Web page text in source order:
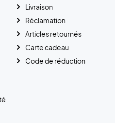
Livraison
Réclamation
Articles retournés
Carte cadeau
Code de réduction